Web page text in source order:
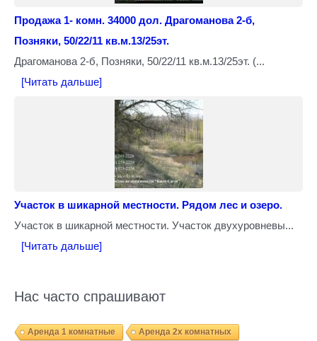
Продажа 1- комн. 34000 дол. Драгоманова 2-б,
Позняки, 50/22/11 кв.м.13/25эт.
Драгоманова 2-б, Позняки, 50/22/11 кв.м.13/25эт. (...
[Читать дальше]
Участок в шикарной местности. Рядом лес и озеро.
Участок в шикарной местности. Участок двухуровневы...
[Читать дальше]
Нас часто спрашивают
Аренда 1 комнатные Аренда 2х комнатных